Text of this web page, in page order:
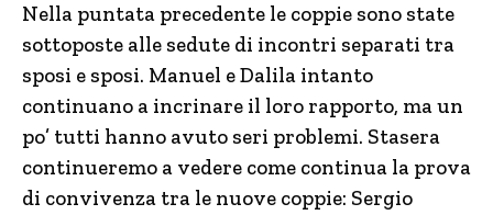
Nella puntata precedente le coppie sono state
sottoposte alle sedute di incontri separati tra
sposi e sposi. Manuel e Dalila intanto
continuano a incrinare il loro rapporto, ma un
po’ tutti hanno avuto seri problemi. Stasera
continueremo a vedere come continua la prova
di convivenza tra le nuove coppie: Sergio